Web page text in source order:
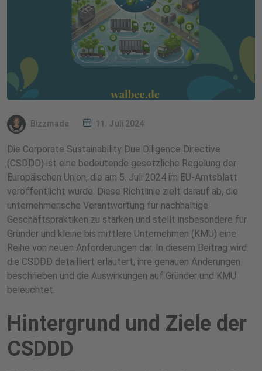
Bizzmade 11. Juli 2024
Die Corporate Sustainability Due Diligence Directive
(CSDDD) ist eine bedeutende gesetzliche Regelung der
Europäischen Union, die am 5. Juli 2024 im EU-Amtsblatt
veröffentlicht wurde. Diese Richtlinie zielt darauf ab, die
unternehmerische Verantwortung für nachhaltige
Geschäftspraktiken zu stärken und stellt insbesondere für
Gründer und kleine bis mittlere Unternehmen (KMU) eine
Reihe von neuen Anforderungen dar. In diesem Beitrag wird
die CSDDD detailliert erläutert, ihre genauen Änderungen
beschrieben und die Auswirkungen auf Gründer und KMU
beleuchtet.
Hintergrund und Ziele der
CSDDD